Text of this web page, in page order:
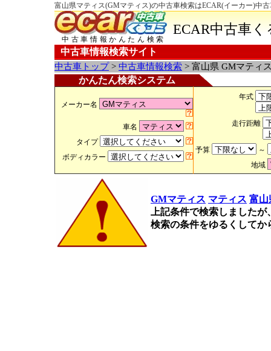
富山県マティス(GMマティス)の中古車検索はECAR(イーカー)中
中古車情報かんたん検索
ECAR中古車
中古車情報検索サイト
中古車トップ> 中古車情報検索 > 富山県 GMマティ
かんたん検索システム
メーカー名
車名
タイプ
ボディカラー
年式
走行距離
予算
～
地域
GMマティス マティス 富山
上記条件で検索しました
検索の条件をゆるくして